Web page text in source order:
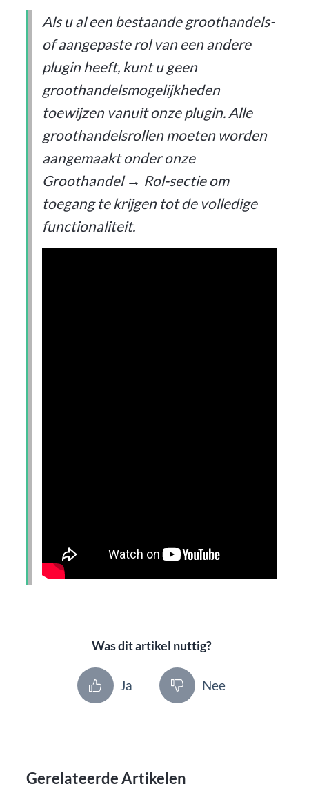
Als u al een bestaande groothandels-
of aangepaste rol van een andere
plugin heeft, kunt u geen
groothandelsmogelijkheden
toewijzen vanuit onze plugin. Alle
groothandelsrollen moeten worden
aangemaakt onder onze
Groothandel → Rol-sectie om
toegang te krijgen tot de volledige
functionaliteit.
Was dit artikel nuttig?
Ja Nee
Gerelateerde Artikelen